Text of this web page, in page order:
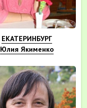
ЕКАТЕРИНБУРГ
Юлия Якименко